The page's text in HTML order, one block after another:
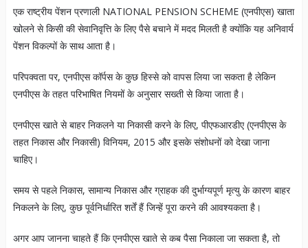
एक राष्ट्रीय पेंशन प्रणाली NATIONAL PENSION SCHEME (एनपीएस) खाता
खोलने से किसी की सेवानिवृत्ति के लिए पैसे बचाने में मदद मिलती है क्योंकि यह अनिवार्य
पेंशन विकल्पों के साथ आता है।
परिपक्वता पर, एनपीएस कॉर्पस के कुछ हिस्से को वापस लिया जा सकता है लेकिन
एनपीएस के तहत परिभाषित नियमों के अनुसार सख्ती से किया जाता है।
एनपीएस खाते से बाहर निकलने या निकासी करने के लिए, पीएफआरडीए (एनपीएस के
तहत निकास और निकासी) विनियम, 2015 और इसके संशोधनों को देखा जाना
चाहिए।
समय से पहले निकास, सामान्य निकास और ग्राहक की दुर्भाग्यपूर्ण मृत्यु के कारण बाहर
निकलने के लिए, कुछ पूर्वनिर्धारित शर्तें हैं जिन्हें पूरा करने की आवश्यकता है।
अगर आप जानना चाहते हैं कि एनपीएस खाते से कब पैसा निकाला जा सकता है, तो